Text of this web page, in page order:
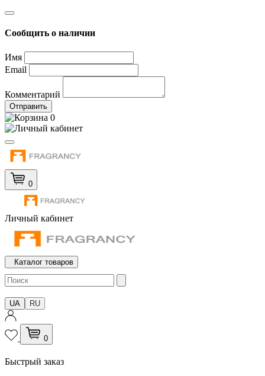
Сообщить о наличии
Имя
Email
Комментарий
Отправить
0
0
Личный кабинет
Каталог товаров
UA RU
0
Быстрый заказ